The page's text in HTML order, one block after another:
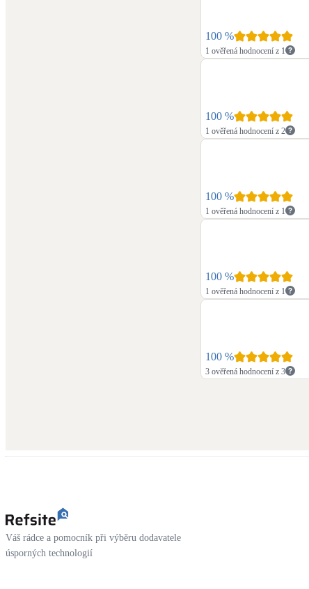
100%
1 ověřená hodnocení z 1
100%
1 ověřená hodnocení z 2
100%
1 ověřená hodnocení z 1
100%
1 ověřená hodnocení z 1
100%
3 ověřená hodnocení z 3
Váš rádce a pomocník při výběru dodavatele
úsporných technologií